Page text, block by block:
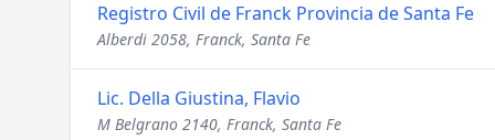
Registro Civil de Franck Provincia de Santa Fe
Alberdi 2058, Franck, Santa Fe
Lic. Della Giustina, Flavio
M Belgrano 2140, Franck, Santa Fe